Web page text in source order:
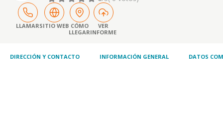
LLAMARSITIO WEB CÓMO
LLEGAR
VER
INFORME
DIRECCIÓN Y CONTACTO INFORMACIÓN GENERAL DATOS